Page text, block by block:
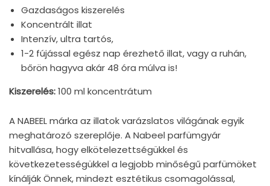
Gazdaságos kiszerelés
Koncentrált illat
Intenzív, ultra tartós,
1-2 fújással egész nap érezhető illat, vagy a ruhán,
bőrön hagyva akár 48 óra múlva is!
Kiszerelés:100 ml koncentrátum
A NABEEL márka az illatok varázslatos világának egyik
meghatározó szereplője. A Nabeel parfümgyár
hitvallása, hogy elkötelezettségükkel és
következetességükkel a legjobb minőségű parfümöket
kínálják Önnek, mindezt esztétikus csomagolással,